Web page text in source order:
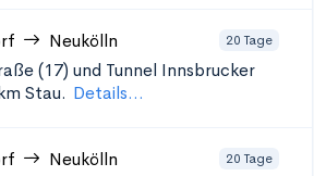
Neukölln 20 Tage
(17) und Tunnel Innsbrucker
Stau. Details...
Neukölln 20 Tage